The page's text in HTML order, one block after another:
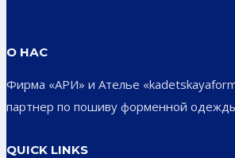
О НАС
Фирма «АРИ» и Ателье
партнер по пошиву форменной
QUICK LINKS